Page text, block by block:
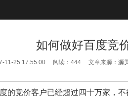
如何做好百度竞
11-25 17:55:00 阅读： 444 文章来源： 源
的竞价客户已经超过四十万家，